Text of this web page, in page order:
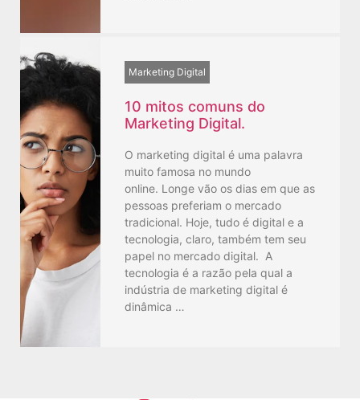
Marketing Digital
10 mitos comuns do
Marketing Digital.
O marketing digital é uma palavra
muito famosa no mundo
online. Longe vão os dias em que as
pessoas preferiam o mercado
tradicional. Hoje, tudo é digital e a
tecnologia, claro, também tem seu
papel no mercado digital. A
tecnologia é a razão pela qual a
indústria de marketing digital é
dinâmica …